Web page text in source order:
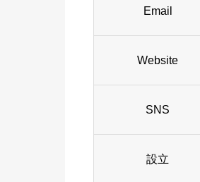
Email
Website
SNS
設立